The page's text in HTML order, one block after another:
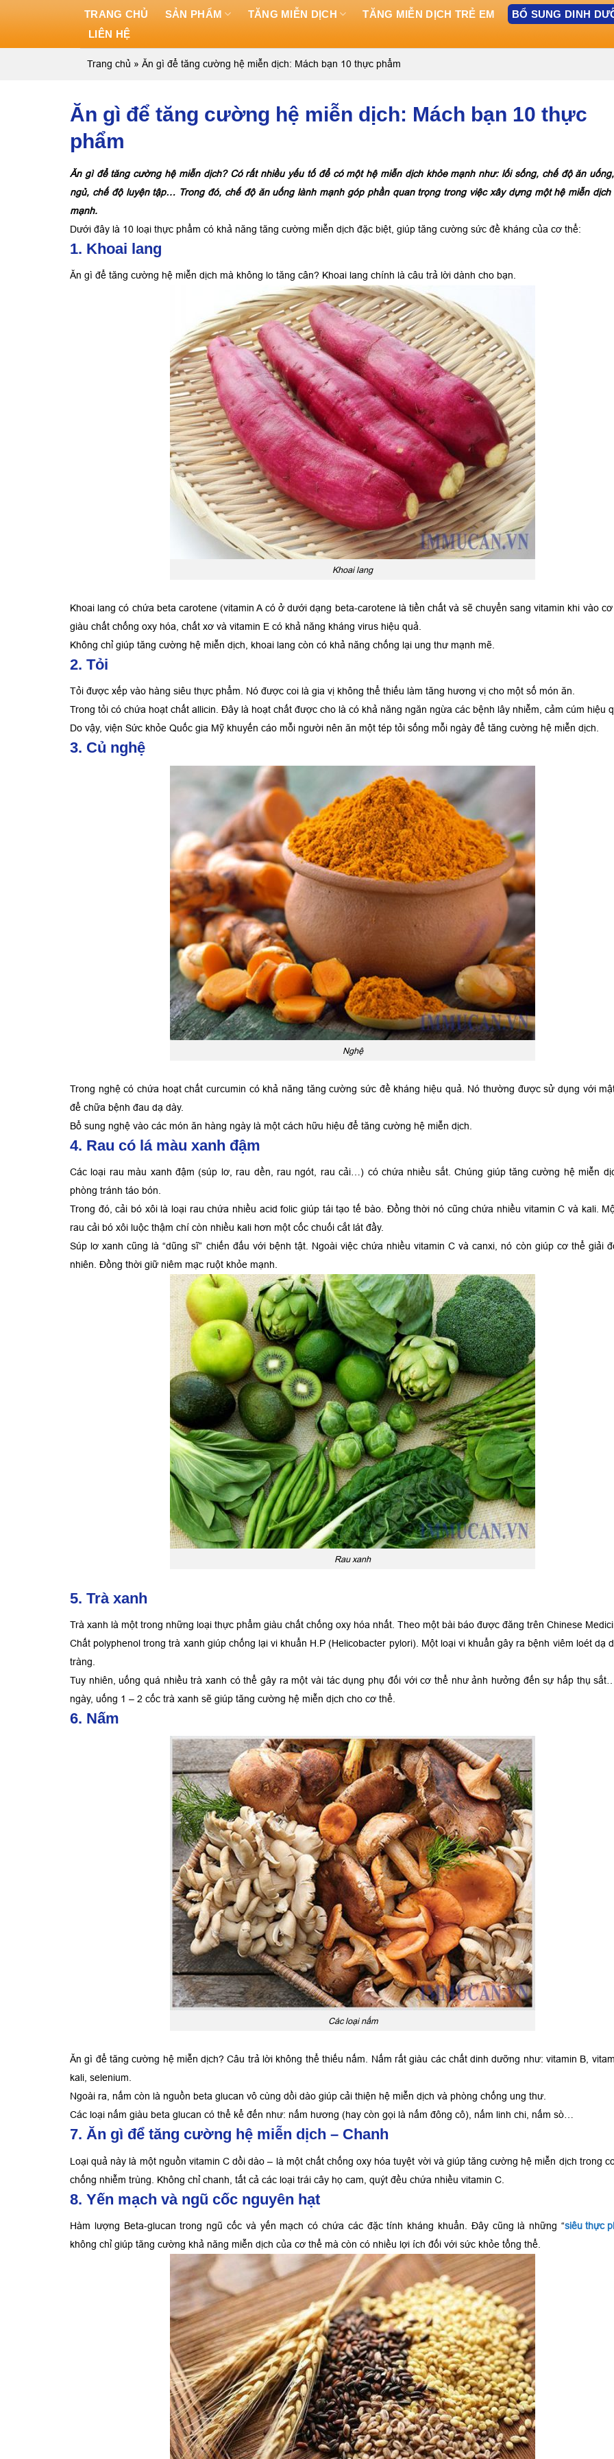
TRANG CHỦ SẢN PHẨM TĂNG MIỄN DỊCH TĂNG MIỄN DỊCH TRẺ EM
BỔ SUNG DINH
LIÊN HỆ
Trang chủ » Ăn gì để tăng cường hệ miễn dịch: Mách bạn 10 thực phẩm
Ăn gì để tăng cường hệ miễn dịch: Mách bạn 10 thực
phẩm
Ăn gì để tăng cường hệ miễn dịch? Có rất nhiều yếu tố để có một hệ miễn dịch khỏe mạnh như: lối sống, chế độ ăn
ngủ, chế độ luyện tập… Trong đó, chế độ ăn uống lành mạnh góp phần quan trọng trong việc xây dựng một hệ miễn dịch
mạnh.
Dưới đây là 10 loại thực phẩm có khả năng tăng cường miễn dịch đặc biệt, giúp tăng cường sức đề kháng của cơ thể:
1. Khoai lang
Ăn gì để tăng cường hệ miễn dịch mà không lo tăng cân? Khoai lang chính là câu trả lời dành cho bạn.
Khoai lang
Khoai lang có chứa beta carotene (vitamin A có ở dưới dạng beta-carotene là tiền chất và sẽ chuyển sang vitamin khi vào
giàu chất chống oxy hóa, chất xơ và vitamin E có khả năng kháng virus hiệu quả.
Không chỉ giúp tăng cường hệ miễn dịch, khoai lang còn có khả năng chống lại ung thư mạnh mẽ.
2. Tỏi
Tỏi được xếp vào hàng siêu thực phẩm. Nó được coi là gia vị không thể thiếu làm tăng hương vị cho một số món ăn.
Trong tỏi có chứa hoạt chất allicin. Đây là hoạt chất được cho là có khả năng ngăn ngừa các bệnh lây nhiễm, cảm cúm hiệu
Do vậy, viện Sức khỏe Quốc gia Mỹ khuyến cáo mỗi người nên ăn một tép tỏi sống mỗi ngày để tăng cường hệ miễn dịch.
3. Củ nghệ
Nghệ
Trong nghệ có chứa hoạt chất curcumin có khả năng tăng cường sức đề kháng hiệu quả. Nó thường được sử dụng với
để chữa bệnh đau dạ dày.
Bổ sung nghệ vào các món ăn hàng ngày là một cách hữu hiệu để tăng cường hệ miễn dịch.
4. Rau có lá màu xanh đậm
Các loại rau màu xanh đậm (súp lơ, rau dền, rau ngót, rau cải…) có chứa nhiều sắt. Chúng giúp tăng cường hệ miễn
phòng tránh táo bón.
Trong đó, cải bó xôi là loại rau chứa nhiều acid folic giúp tái tạo tế bào. Đồng thời nó cũng chứa nhiều vitamin C và kali.
rau cải bó xôi luộc thậm chí còn nhiều kali hơn một cốc chuối cắt lát đầy.
Súp lơ xanh cũng là “dũng sĩ” chiến đấu với bệnh tật. Ngoài việc chứa nhiều vitamin C và canxi, nó còn giúp cơ thể giải
nhiên. Đồng thời giữ niêm mạc ruột khỏe mạnh.
Rau xanh
5. Trà xanh
Trà xanh là một trong những loại thực phẩm giàu chất chống oxy hóa nhất. Theo một bài báo được đăng trên Chinese
Chất polyphenol trong trà xanh giúp chống lại vi khuẩn H.P (Helicobacter pylori). Một loại vi khuẩn gây ra bệnh viêm loét dạ
tràng.
Tuy nhiên, uống quá nhiều trà xanh có thể gây ra một vài tác dụng phụ đối với cơ thể như ảnh hưởng đến sự hấp thụ
ngày, uống 1 – 2 cốc trà xanh sẽ giúp tăng cường hệ miễn dịch cho cơ thể.
6. Nấm
Các loại nấm
Ăn gì để tăng cường hệ miễn dịch? Câu trả lời không thể thiếu nấm. Nấm rất giàu các chất dinh dưỡng như: vitamin B,
kali, selenium.
Ngoài ra, nấm còn là nguồn beta glucan vô cùng dồi dào giúp cải thiện hệ miễn dịch và phòng chống ung thư.
Các loại nấm giàu beta glucan có thể kể đến như: nấm hương (hay còn gọi là nấm đông cô), nấm linh chi, nấm sò…
7. Ăn gì để tăng cường hệ miễn dịch – Chanh
Loại quả này là một nguồn vitamin C dồi dào – là một chất chống oxy hóa tuyệt vời và giúp tăng cường hệ miễn dịch trong
chống nhiễm trùng. Không chỉ chanh, tất cả các loại trái cây họ cam, quýt đều chứa nhiều vitamin C.
8. Yến mạch và ngũ cốc nguyên hạt
Hàm lượng Beta-glucan trong ngũ cốc và yến mạch có chứa các đặc tính kháng khuẩn. Đây cũng là những “siêu thực
không chỉ giúp tăng cường khả năng miễn dịch của cơ thể mà còn có nhiều lợi ích đối với sức khỏe tổng thể.